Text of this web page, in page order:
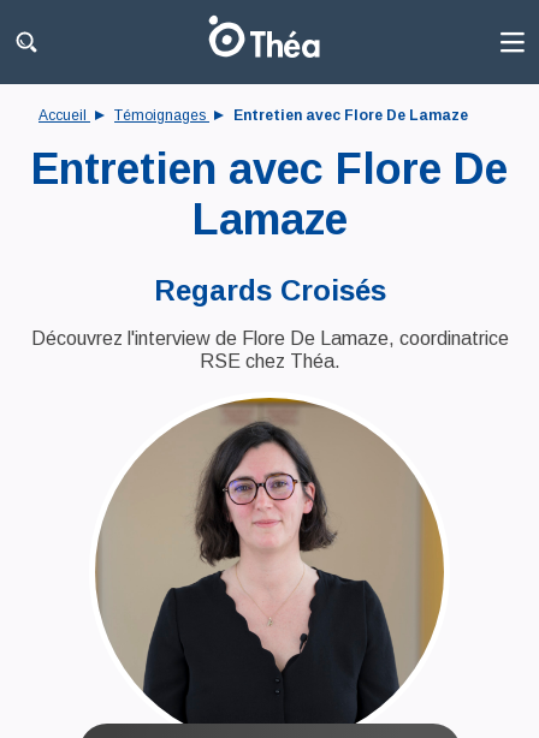
Accueil Témoignages Entretien avec Flore De Lamaze
Entretien avec Flore De
Lamaze
Regards Croisés
Découvrez l'interview de Flore De Lamaze, coordinatrice
RSE chez Théa.